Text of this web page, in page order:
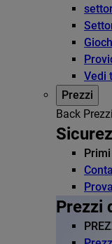
Vedi
Prezzi
Back Prezzi
Prezzi